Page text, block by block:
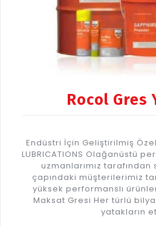
Rocol Gres
Endüstri İçin Geliştirilmiş Özel
LUBRICATIONS Olağanüstü
uzmanlarımız
çapındaki müşterilerimiz
yüksek performanslı ürünler
Maksat Gresi Her türlü
yatakların